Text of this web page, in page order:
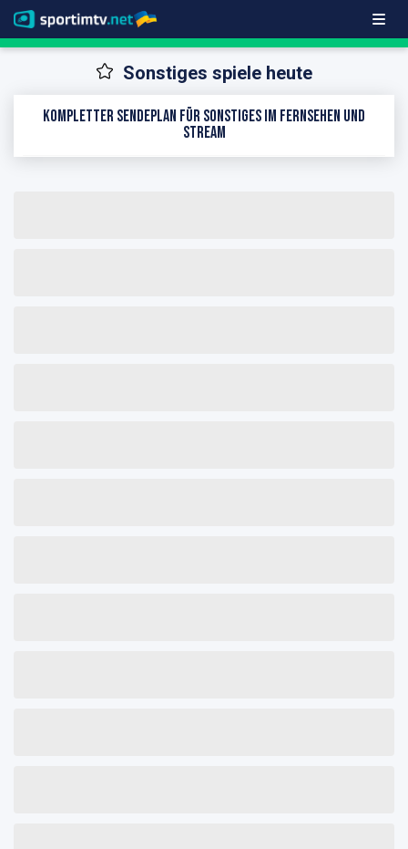
Sonstiges spiele heute
Kompletter Sendeplan für Sonstiges im Fernsehen und
Stream